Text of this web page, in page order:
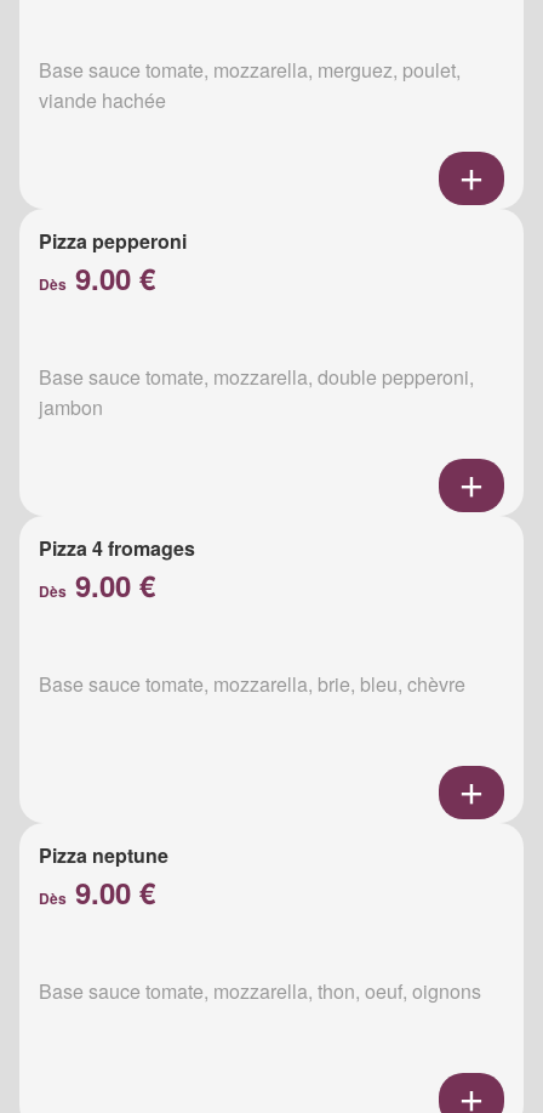
Base sauce tomate, mozzarella, merguez, poulet,
viande hachée
Pizza pepperoni
Dès 9.00 €
Base sauce tomate, mozzarella, double pepperoni,
jambon
Pizza 4 fromages
Dès 9.00 €
Base sauce tomate, mozzarella, brie, bleu, chèvre
Pizza neptune
Dès 9.00 €
Base sauce tomate, mozzarella, thon, oeuf, oignons